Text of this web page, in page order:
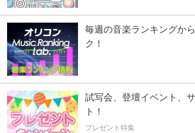
毎週の音楽ランキングか
ク！
試写会、登壇イベント、
ト！
プレゼント特集